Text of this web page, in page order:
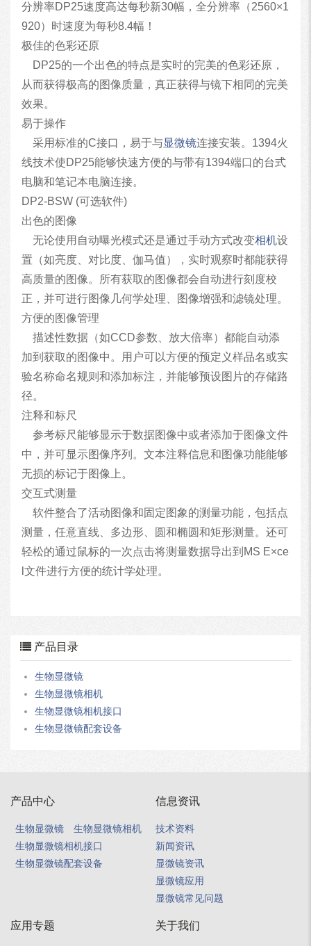
分辨率DP25速度高达每秒新30幅，全分辨率（2560×1
920）时速度为每秒8.4幅！
极佳的色彩还原
DP25的一个出色的特点是实时的完美的色彩还原，
从而获得极高的图像质量，真正获得与镜下相同的完美
效果。
易于操作
采用标准的C接口，易于与显微镜连接安装。1394火
线技术使DP25能够快速方便的与带有1394端口的台式
电脑和笔记本电脑连接。
DP2-BSW (可选软件)
出色的图像
无论使用自动曝光模式还是通过手动方式改变相机设
置（如亮度、对比度、伽马值），实时观察时都能获得
高质量的图像。所有获取的图像都会自动进行刻度校
正，并可进行图像几何学处理、图像增强和滤镜处理。
方便的图像管理
描述性数据（如CCD参数、放大倍率）都能自动添
加到获取的图像中。用户可以方便的预定义样品名或实
验名称命名规则和添加标注，并能够预设图片的存储路
径。
注释和标尺
参考标尺能够显示于数据图像中或者添加于图像文件
中，并可显示图像序列。文本注释信息和图像功能能够
无损的标记于图像上。
交互式测量
软件整合了活动图像和固定图象的测量功能，包括点
测量，任意直线、多边形、圆和椭圆和矩形测量。还可
轻松的通过鼠标的一次点击将测量数据导出到MS E×ce
l文件进行方便的统计学处理。
产品目录
生物显微镜
生物显微镜相机
生物显微镜相机接口
生物显微镜配套设备
产品中心
生物显微镜
生物显微镜相机
生物显微镜相机接口
生物显微镜配套设备
信息资讯
技术资料
新闻资讯
显微镜资讯
显微镜应用
显微镜常见问题
应用专题 关于我们